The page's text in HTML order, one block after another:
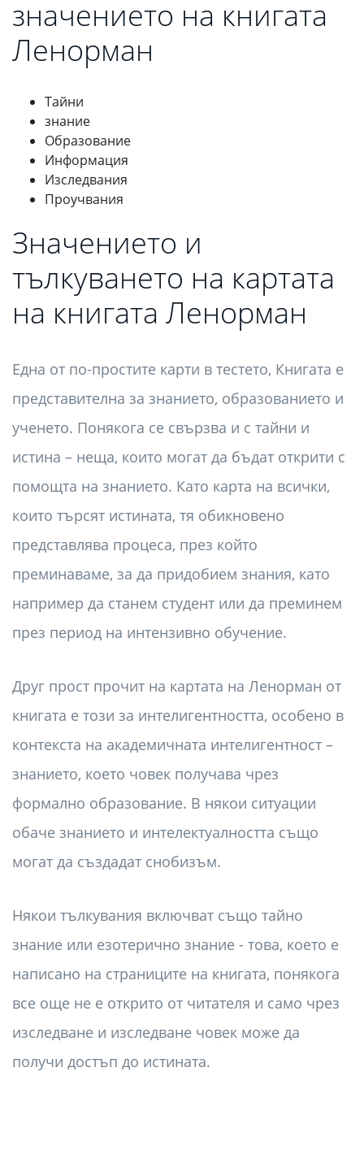
значението на книгата
Ленорман
Тайни
знание
Образование
Информация
Изследвания
Проучвания
Значението и
тълкуването на картата
на книгата Ленорман
Една от по-простите карти в тестето, Книгата е
представителна за знанието, образованието и
ученето. Понякога се свързва и с тайни и
истина – неща, които могат да бъдат открити с
помощта на знанието. Като карта на всички,
които търсят истината, тя обикновено
представлява процеса, през който
преминаваме, за да придобием знания, като
например да станем студент или да преминем
през период на интензивно обучение.
Друг прост прочит на картата на Ленорман от
книгата е този за интелигентността, особено в
контекста на академичната интелигентност –
знанието, което човек получава чрез
формално образование. В някои ситуации
обаче знанието и интелектуалността също
могат да създадат снобизъм.
Някои тълкувания включват също тайно
знание или езотерично знание - това, което е
написано на страниците на книгата, понякога
все още не е открито от читателя и само чрез
изследване и изследване човек може да
получи достъп до истината.